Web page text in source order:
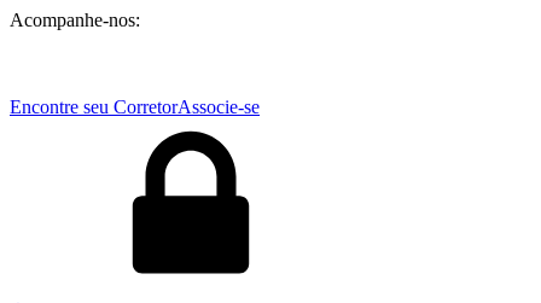
Acompanhe-nos:
Encontre seu CorretorAssocie-se